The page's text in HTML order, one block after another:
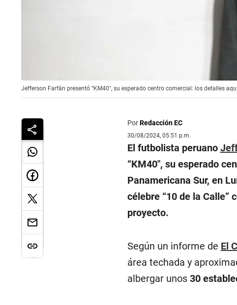
Jefferson Farfán presentó “KM40″, su esperado centro comercial: los detalles
PorRedacción EC
30/08/2024, 05:51 p.m.
El futbolista peruano
“KM40″, su esperado
Panamericana Sur, en
célebre “10 de la Calle”
proyecto.
Según un informe de El
área techada y
albergar unos 30